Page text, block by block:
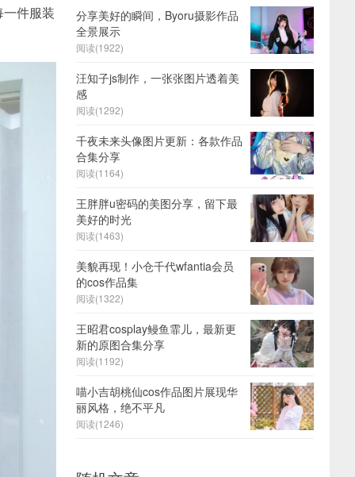
件服装
分享美好的瞬间，Byoru摄影作品
全景展示
阅读(1922)
汪知子js制作，一张张图片透着美
感
阅读(1292)
千夜未来头像图片更新：各款作品
合集分享
阅读(1164)
王胖胖u密码的美图分享，留下最
美好的时光
阅读(1463)
美貌再现！小仓千代wfantia会员
的cos作品集
阅读(1322)
王昭君cosplay鳗鱼霏儿，最新更
新的原图合集分享
阅读(1192)
喵小吉胡桃仙cos作品图片展现华
丽风格，绝不平凡
阅读(1246)